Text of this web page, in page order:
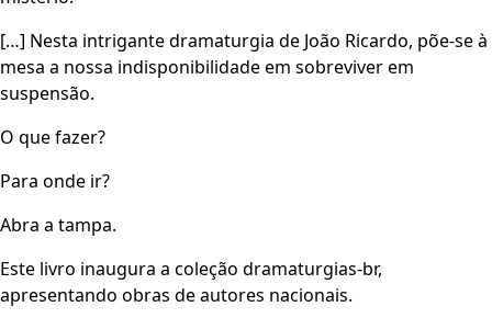
[…] Nesta intrigante dramaturgia de João Ricardo, põe-se à
mesa a nossa indisponibilidade em sobreviver em
suspensão.
O que fazer?
Para onde ir?
Abra a tampa.
Este livro inaugura a coleção dramaturgias-br,
apresentando obras de autores nacionais.